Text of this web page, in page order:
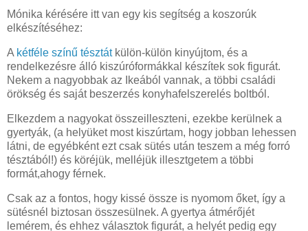
Mónika kérésére itt van egy kis segítség a koszorúk
elkészítéséhez:
A kétféle színű tésztátkülön-külön kinyújtom, és a
rendelkezésre álló kiszúróformákkal készítek sok figurát.
Nekem a nagyobbak az Ikeából vannak, a többi családi
örökség és saját beszerzés konyhafelszerelés boltból.
Elkezdem a nagyokat összeilleszteni, ezekbe kerülnek a
gyertyák, (a helyüket most kiszúrtam, hogy jobban lehessen
látni, de egyébként ezt csak sütés után teszem a még forró
tésztából!) és köréjük, melléjük illesztgetem a többi
formát,ahogy férnek.
Csak az a fontos, hogy kissé össze is nyomom őket, így a
sütésnél biztosan összesülnek. A gyertya átmérőjét
lemérem, és ehhez választok figurát, a helyét pedig egy